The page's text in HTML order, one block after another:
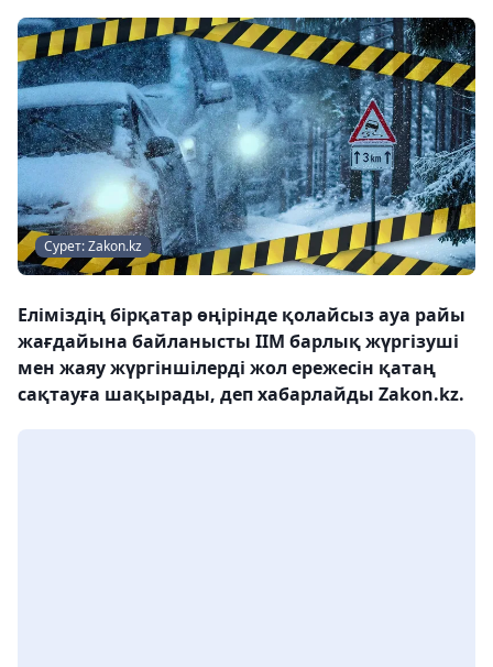
Сурет: Zakon.kz
Еліміздің бірқатар өңірінде қолайсыз ауа райы
жағдайына байланысты ІІМ барлық жүргізуші
мен жаяу жүргіншілерді жол ережесін қатаң
сақтауға шақырады, деп хабарлайды Zakon.kz.